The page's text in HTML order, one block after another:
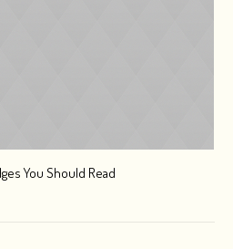
You Should Read